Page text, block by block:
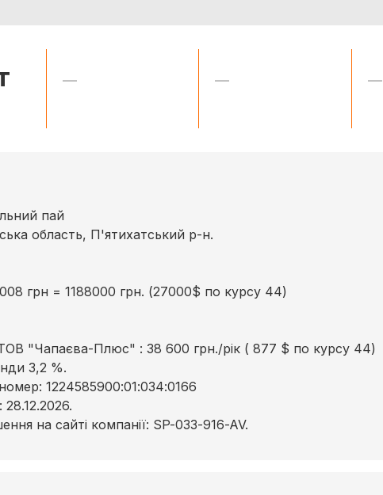
— — —
пай
область, П'ятихатський р-н.
грн = 1188000 грн. (27000$ по курсу 44)
"Чапаєва-Плюс" : 38 600 грн./рік ( 877 $ по курсу 44)
3,2 %.
1224585900:01:034:0166
на сайті компанії: SP-033-916-AV.